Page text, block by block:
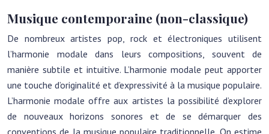
Musique contemporaine (non-classique)
De nombreux artistes pop, rock et électroniques utilisent
l’harmonie modale dans leurs compositions, souvent de
manière subtile et intuitive. L’harmonie modale peut apporter
une touche d’originalité et d’expressivité à la musique populaire.
L’harmonie modale offre aux artistes la possibilité d’explorer
de nouveaux horizons sonores et de se démarquer des
conventions de la musique populaire traditionnelle. On estime